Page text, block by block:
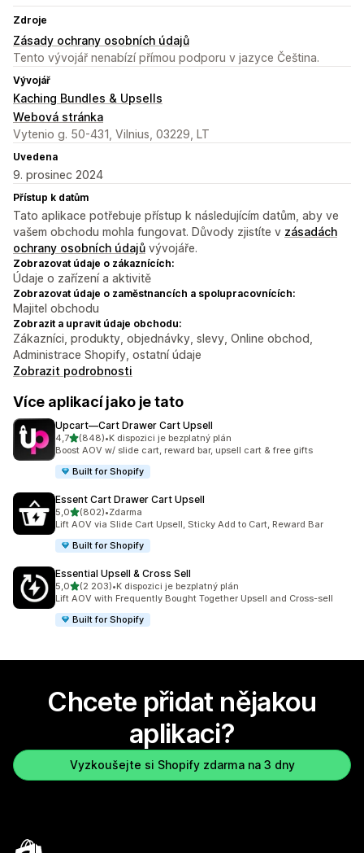
Zdroje
Zásady ochrany osobních údajů
Tento vývojář nenabízí přímou podporu v jazyce Čeština.
Vývojář
Kaching Bundles & Upsells
Webová stránka
Vytenio g. 50-431, Vilnius, 03229, LT
Uvedena
9. prosinec 2024
Přístup k datům
Tato aplikace potřebuje přístup k následujícím datům, aby ve
vašem obchodu mohla fungovat. Důvody zjistíte v zásadách
ochrany osobních údajů vývojáře.
Zobrazovat údaje o zákaznících:
Údaje o zařízení a aktivitě
Zobrazovat údaje o zaměstnancích a spolupracovnících:
Majitel obchodu
Zobrazit a upravit údaje obchodu:
Zákazníci, produkty, objednávky, slevy, Online obchod,
Administrace Shopify, ostatní údaje
Zobrazit podrobnosti
Více aplikací jako je tato
Upcart—Cart Drawer Cart Upsell
4,7z 5 hvězd
(848)
Celkový počet recenzí: 848
•K dispozici je bezplatný plán
Boost AOV w/ slide cart, reward bar, upsell cart & free gifts
Built for Shopify
Essent Cart Drawer Cart Upsell
5,0z 5 hvězd
(802)
Celkový počet recenzí: 802
•Zdarma
Lift AOV via Slide Cart Upsell, Sticky Add to Cart, Reward Bar
Built for Shopify
Essential Upsell & Cross Sell
5,0z 5 hvězd
(2 203)
Celkový počet recenzí: 2203
•K dispozici je bezplatný plán
Lift AOV with Frequently Bought Together Upsell and Cross-sell
Built for Shopify
Chcete přidat nějakou
aplikaci?
Vyzkoušejte si Shopify zdarma na 3 dny